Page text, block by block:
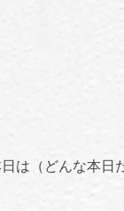
は（どんな本日